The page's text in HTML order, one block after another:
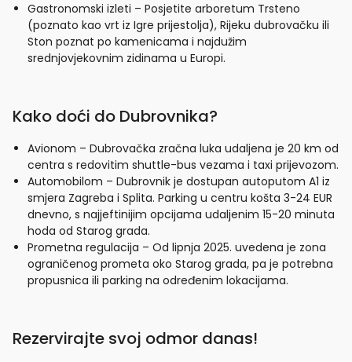
Gastronomski izleti – Posjetite arboretum Trsteno
(poznato kao vrt iz Igre prijestolja), Rijeku dubrovačku ili
Ston poznat po kamenicama i najdužim
srednjovjekovnim zidinama u Europi.
Kako doći do Dubrovnika?
Avionom – Dubrovačka zračna luka udaljena je 20 km od
centra s redovitim shuttle-bus vezama i taxi prijevozom.
Automobilom – Dubrovnik je dostupan autoputom A1 iz
smjera Zagreba i Splita. Parking u centru košta 3-24 EUR
dnevno, s najjeftinijim opcijama udaljenim 15-20 minuta
hoda od Starog grada.
Prometna regulacija – Od lipnja 2025. uvedena je zona
ograničenog prometa oko Starog grada, pa je potrebna
propusnica ili parking na određenim lokacijama.
Rezervirajte svoj odmor danas!